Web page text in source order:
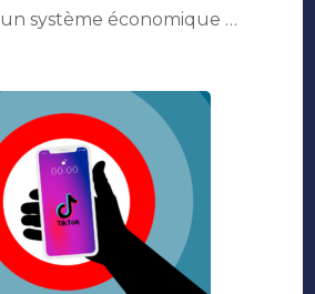
dessins
système économique …